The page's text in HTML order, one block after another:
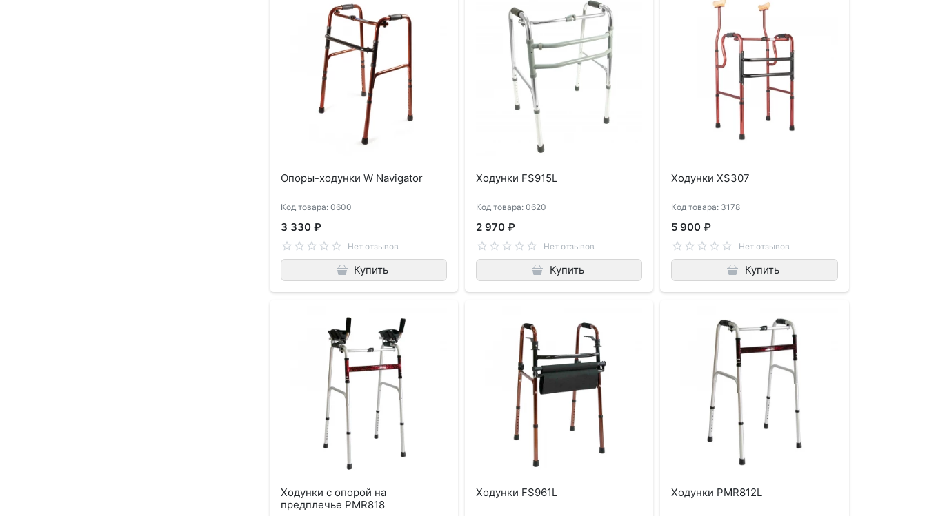
Опоры-ходунки W Navigator
Код товара: 0600
3 330 ₽
Нет отзывов
Купить
Ходунки FS915L
Код товара: 0620
2 970 ₽
Нет отзывов
Купить
Ходунки XS307
Код товара: 3178
5 900 ₽
Нет отзывов
Купить
Ходунки с опорой на
предплечье PMR818
Ходунки FS961L Ходунки PMR812L